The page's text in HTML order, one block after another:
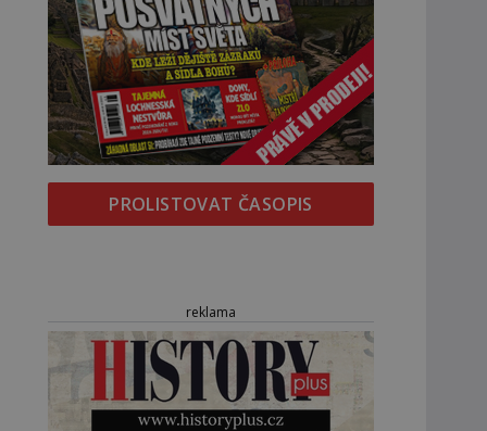
PROLISTOVAT ČASOPIS
reklama